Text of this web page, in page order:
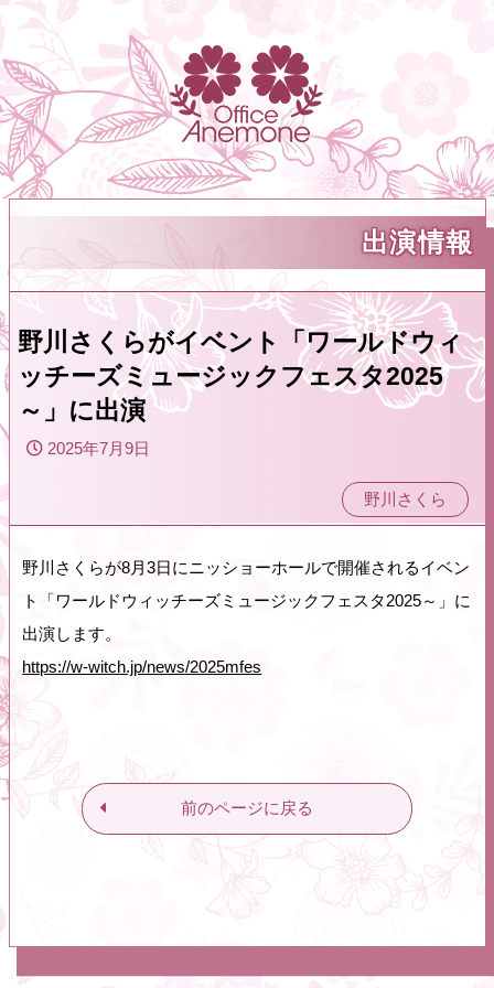
出演情報
野川さくらがイベント「ワールドウィ
ッチーズミュージックフェスタ2025
～」に出演
2025年7月9日
野川さくら
野川さくらが8月3日にニッショーホールで開催されるイベン
ト「ワールドウィッチーズミュージックフェスタ2025～」に
出演します。
https://w-witch.jp/news/2025mfes
前のページに戻る